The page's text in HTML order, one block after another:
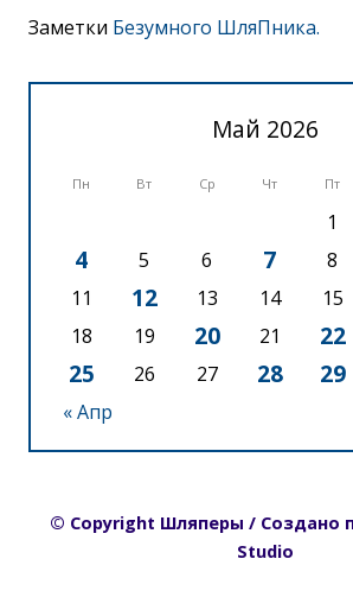
Заметки Безумного ШляПника.
Май 2026
Пн Вт Ср Чт Пт
« Апр
1
4 5 6 7 8
11
12 13 14 15
18
19 20 21 22
25 26 27 28 29
© Copyright Шляперы / Создано
Studio